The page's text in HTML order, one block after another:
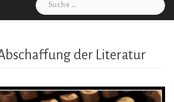
nach:
der Literatur